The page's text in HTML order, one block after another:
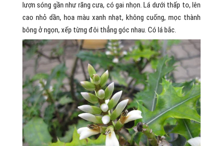
lượn sóng gần như răng cưa, có gai nhọn. Lá dưới thấp to, lên
cao nhỏ dần, hoa màu xanh nhạt, không cuống, mọc thành
bông ở ngọn, xếp từng đôi thẳng góc nhau. Có lá bắc.